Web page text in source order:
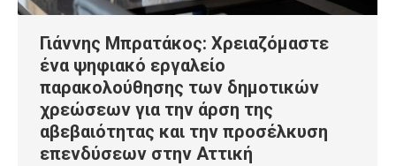
Γιάννης Μπρατάκος: Χρειαζόμαστε
ένα ψηφιακό εργαλείο
παρακολούθησης των δημοτικών
χρεώσεων για την άρση της
αβεβαιότητας και την προσέλκυση
επενδύσεων στην Αττική